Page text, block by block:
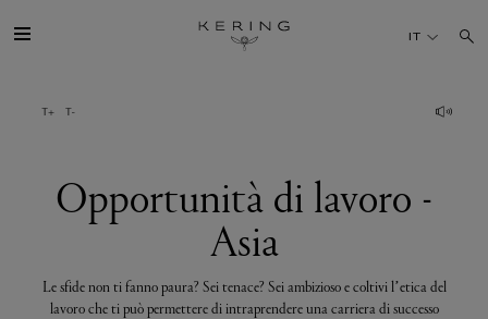
lavoro
TALENTI
SOSTENIBILITÀ
IT
Opportunità di lavoro -
Asia
Le sfide non ti fanno paura? Sei tenace? Sei ambizioso e coltivi l’etica del
lavoro che ti può permettere di intraprendere una carriera di successo